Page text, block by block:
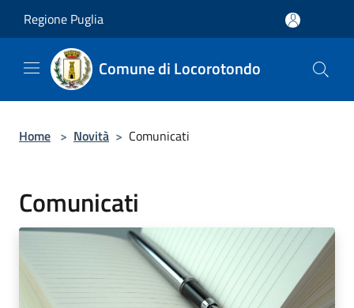
Regione Puglia
Comune di Locorotondo
Home > Novità > Comunicati
Comunicati